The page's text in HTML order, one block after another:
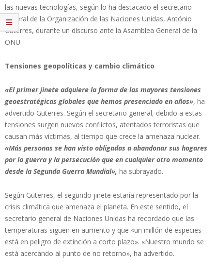
las nuevas tecnologías, según lo ha destacado el secretario
general de la Organización de las Naciones Unidas, António
Guterres, durante un discurso ante la Asamblea General de la
ONU.
Tensiones geopolíticas y cambio climático
«El primer jinete adquiere la forma de las mayores tensiones
geoestratégicas globales que hemos presenciado en años», ha
advertido Guterres. Según el secretario general, debido a estas
tensiones surgen nuevos conflictos, atentados terroristas que
causan más víctimas, al tiempo que crece la amenaza nuclear.
«Más personas se han visto obligadas a abandonar sus hogares
por la guerra y la persecución que en cualquier otro momento
desde la Segunda Guerra Mundial», ha subrayado.
Según Guterres, el segundo jinete estaría representado por la
crisis climática que amenaza el planeta. En este sentido, el
secretario general de Naciones Unidas ha recordado que las
temperaturas siguen en aumento y que «un millón de especies
está en peligro de extinción a corto plazo». «Nuestro mundo se
está acercando al punto de no retorno», ha advertido.